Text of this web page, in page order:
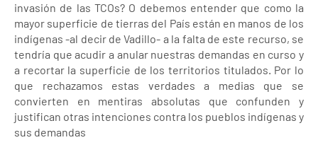
invasión de las TCOs? O debemos entender que como la
mayor superficie de tierras del País están en manos de los
indígenas -al decir de Vadillo- a la falta de este recurso, se
tendría que acudir a anular nuestras demandas en curso y
a recortar la superficie de los territorios titulados. Por lo
que rechazamos estas verdades a medias que se
convierten en mentiras absolutas que confunden y
justifican otras intenciones contra los pueblos indígenas y
sus demandas